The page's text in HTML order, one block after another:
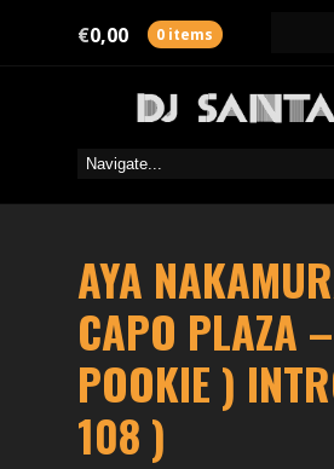
0,00
€ 0 items
AYA
CAPO PLAZA –
POOKIE )
108 )